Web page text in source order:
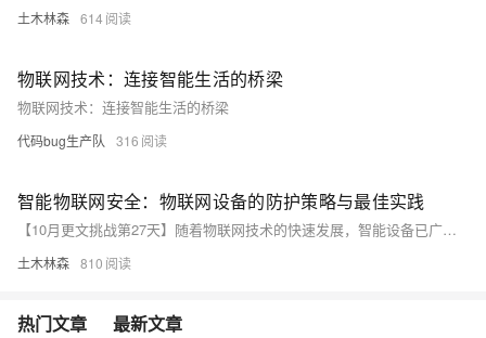
土木林森 614
物联网技术：连接智能生活的桥梁
物联网技术：连接智能生活的桥梁
代码bug生产队 316
智能物联网安全：物联网设备的防护策略与最佳实践
【10月更文挑战第27天】随着物联网技术的快速发展，智能设备已广泛应用于生活和工业领域。然而，物联网设备的安全问题日益凸显，主要威胁包括中间人攻击、DDoS攻击和恶意软件植入。本文探讨了物联网设备的安全防护策略和最佳实践，包括设备认证和加密、定期更新、网络隔离以及安全标准的制定与实施，旨在确保设备安全和数据保护。
土木林森 810
热门文章 最新文章